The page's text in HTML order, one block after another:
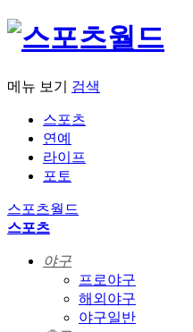
메뉴 보기 검색
스포츠
연예
라이프
포토
스포츠월드
스포츠
야구
프로야구
해외야구
야구일반